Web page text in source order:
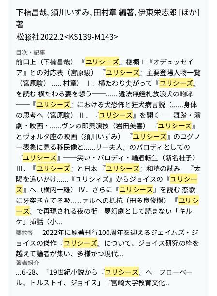
下楠昌哉, 須川いずみ, 田村章 編著, 伊東栄志郎 [ほか]
著
松籟社2022.2<KS139-M143>
目次・記事
前口上（下楠昌哉） 『ユリシーズ』梗概＋『オデュッセイ
ア』との対応表（宮原駿） 『ユリシーズ』主要登場人物一覧
（宮原駿） ......村章） Ⅰ．横たわり尖がって『ユリシーズ』
を読む 横たわる妻を想う──...... 違法無鑑札放浪犬の咆哮
──『ユリシーズ』における犬恐怖と狂犬病言説（......身体
の思考へ（宮原駿） Ⅱ．『ユリシーズ』を開く──舞踏・演
劇・映画・......ヴンの即興演技（岩田美喜） 『ユリシーズ』
とヴォルタ座の映画（須川いずみ） 『ユリシーズ』のユグノ
ー表象に見る移民像と......リー夫人』のパロディとしての
『ユリシーズ』──笑い・パロディ・輪廻転生（新名桂子）
Ⅲ．『ユリシーズ』と日本 『ユリシーズ』和読の試み 『太
陽を追いかけ......『ユリシィズ』からジョイスの『ユリシー
ズ』へ（横内一雄） Ⅳ．さらに『ユリシーズ』を読む 恋歌
に牙突き立てる吸......ァルへの抵抗（田多良俊樹） 『ユリシ
ーズ』で再現される夜の街─夢幻劇として読まない「キル
ケ」挿話（小...
要約等
2022年に原著刊行100周年を迎えるジェイムズ・ジ
ョイスの傑作『ユリシーズ』について、ジョイス研究の枠を
越えて論者が集い、多様かつ現代...
著者紹介
...6-28、「19世紀小説から『ユリシーズ』へ─フローベー
ル、トルストイ、ジョイス」『宮崎大学教育文化...